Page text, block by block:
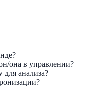
она в управлении?
для анализа?